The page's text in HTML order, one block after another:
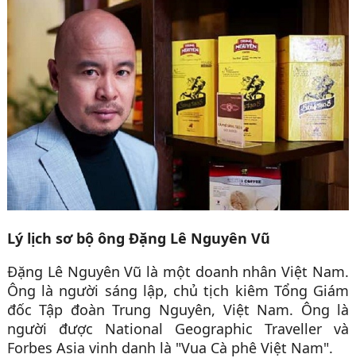
Lý lịch sơ bộ ông Đặng Lê Nguyên Vũ
Đặng Lê Nguyên Vũ là một doanh nhân Việt Nam.
Ông là người sáng lập, chủ tịch kiêm Tổng Giám
đốc Tập đoàn Trung Nguyên, Việt Nam. Ông là
người được National Geographic Traveller và
Forbes Asia vinh danh là "Vua Cà phê Việt Nam".